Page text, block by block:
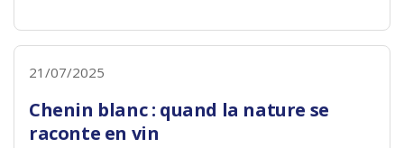
21/07/2025
Chenin blanc : quand la nature se
raconte en vin